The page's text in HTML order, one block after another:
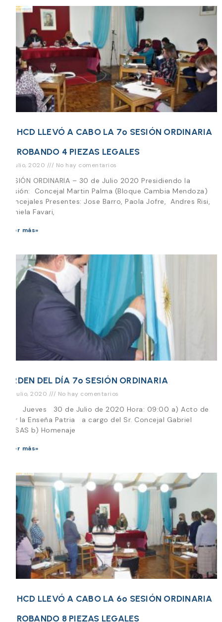
EL HCD LLEVÓ A CABO LA 7º SESIÓN ORDINARIA
APROBANDO 4 PIEZAS LEGALES
31 julio, 2020 No hay comentarios
SESIÓN ORDINARIA – 30 de Julio 2020 Presidiendo la
Sesión: Concejal Martin Palma (Bloque Cambia Mendoza)
Concejales Presentes: Jose Barro, Paola Jofre, Andres Risi,
Daniela Favari,
Leer más»
ORDEN DEL DÍA 7º SESIÓN ORDINARIA
29 julio, 2020 No hay comentarios
Día Jueves 30 de Julio de 2020 Hora: 09:00 a) Acto de
Izar la Enseña Patria a cargo del Sr. Concejal Gabriel
ROSAS b) Homenaje
Leer más»
EL HCD LLEVÓ A CABO LA 6º SESIÓN ORDINARIA
APROBANDO 8 PIEZAS LEGALES